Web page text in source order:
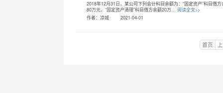
2018年12月31日，某公司下列会计科目余额为：“固定资产”科目借
80万元，“固定资产清理”科目借方余额20万... 阅读全文>>
作者：凉城
2021-04-01
首页